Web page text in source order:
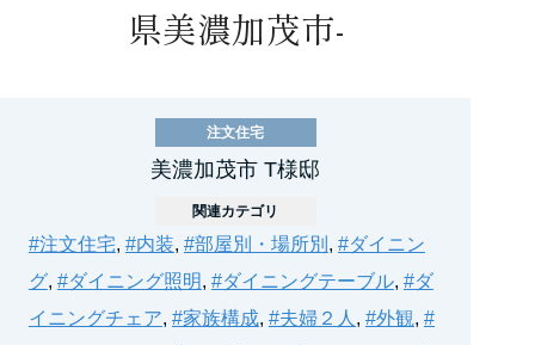
県美濃加茂市-
注文住宅
美濃加茂市 T様邸
関連カテゴリ
#注文住宅, #内装, #部屋別・場所別 , #ダイニン
グ, #ダイニング照明, #ダイニングテーブル, #ダ
イニングチェア, #家族構成, #夫婦２人 , #外観, #